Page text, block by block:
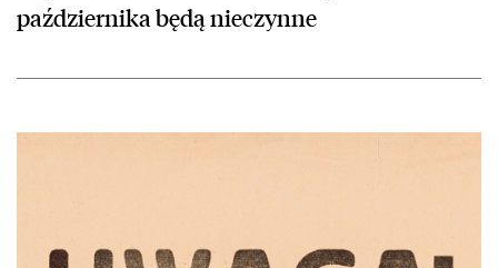
października będą nieczynne
czytaj więcej o Biblioteka Narodowa otwarta przez całe wakacje